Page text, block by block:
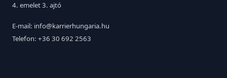
4. emelet 3. ajtó
E-mail: info@karrierhungaria.hu
Telefon: +36 30 692 2563